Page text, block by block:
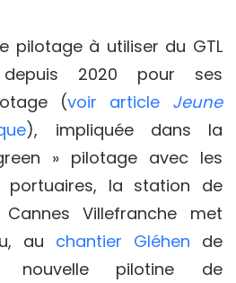
pilotage à utiliser du GTL
depuis 2020 pour ses
(voir article Jeune
), impliquée dans la
» pilotage avec les
portuaires, la station de
Villefranche met
au chantier Gléhen de
nouvelle pilotine de